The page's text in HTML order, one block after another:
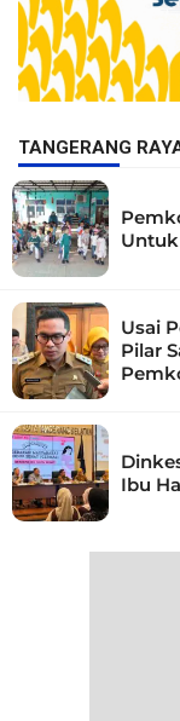
TANGERANG
Untuk
Usai
Pilar
Ibu